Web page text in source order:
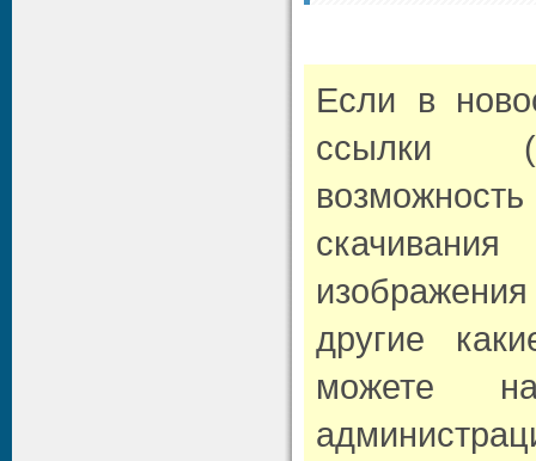
Если в
ссылки
другие
можете